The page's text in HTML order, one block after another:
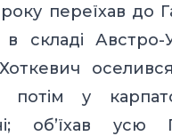
року переїхав до
в складі
потім у
об’їхав усю